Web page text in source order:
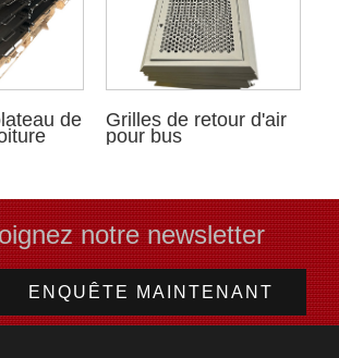
de Grilles de retour d'air
pour bus
notre newsletter